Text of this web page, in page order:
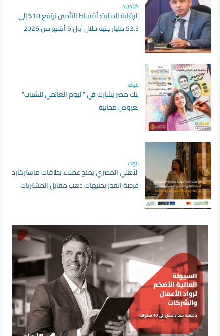
اقتصاد
الرقابة المالية: أقساط التأمين ترتفع 10% إلى
53.3 مليار جنيه خلال أول 5 أشهر من 2026
بنوك
بنك مصر يشارك في "اليوم العالمي للشباب"
بعروض مجانية
بنوك
الأهلي المصري يمنح عملاء بطاقات ماستركارد
فرصة الفوز بجنيهات ذهب مقابل المشتريات